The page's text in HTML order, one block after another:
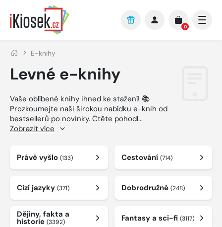
Přejít na hlavní obsah
0
E-knihy
Levné e-knihy
Vaše oblíbené knihy ihned ke stažení! 📚
Prozkoumejte naši širokou nabídku e-knih od
bestsellerů po novinky. Čtěte pohodl...
Zobrazit více
Právě vyšlo (133) Cestování (714)
Cizí jazyky (371) Dobrodružné (248)
Dějiny, fakta a
historie (3392) Fantasy a sci-fi (3117)